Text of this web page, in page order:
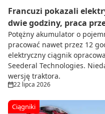
Francuzi pokazali
dwie godziny, praca
Potężny akumulator o
pracować nawet przez 12
elektryczny ciągnik
Seederal Technologies.
wersję traktora.
22 lipca 2026
Ciągniki